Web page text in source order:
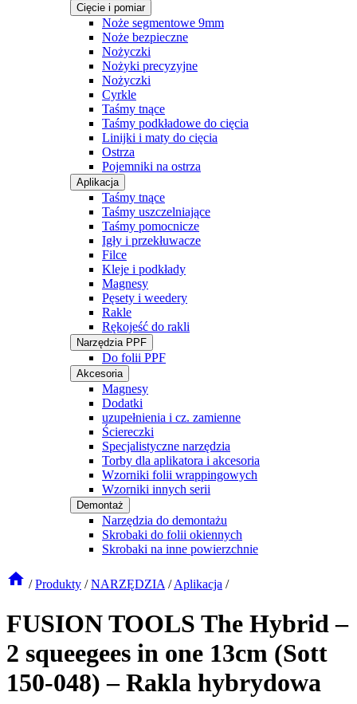
Cięcie i pomiar
Noże segmentowe 9mm
Noże bezpieczne
Nożyczki
Nożyki precyzyjne
Nożyczki
Cyrkle
Taśmy tnące
Taśmy podkładowe do cięcia
Linijki i maty do cięcia
Ostrza
Pojemniki na ostrza
Aplikacja
Taśmy tnące
Taśmy uszczelniające
Taśmy pomocnicze
Igły i przekłuwacze
Filce
Kleje i podkłady
Magnesy
Pęsety i weedery
Rakle
Rękojeść do rakli
Narzędzia PPF
Do folii PPF
Akcesoria
Magnesy
Dodatki
uzupełnienia i cz. zamienne
Ściereczki
Specjalistyczne narzędzia
Torby dla aplikatora i akcesoria
Wzorniki folii wrappingowych
Wzorniki innych serii
Demontaż
Narzędzia do demontażu
Skrobaki do folii okiennych
Skrobaki na inne powierzchnie
/ Produkty / NARZĘDZIA / Aplikacja /
FUSION TOOLS The Hybrid –
2 squeegees in one 13cm (Sott
150-048) – Rakla hybrydowa